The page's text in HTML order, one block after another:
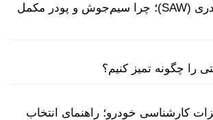
جوشکاری زیرپودری (SAW)؛ چرا سیم‌جوش و پودر مکمل
را چگونه تمیز کنیم؟
کارشناسی خودرو؛ راهنمای انتخاب